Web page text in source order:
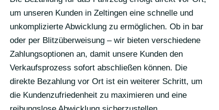
um unseren Kunden in Zeltingen eine schnelle und
unkomplizierte Abwicklung zu ermöglichen. Ob in bar
oder per Blitzüberweisung – wir bieten verschiedene
Zahlungsoptionen an, damit unsere Kunden den
Verkaufsprozess sofort abschließen können. Die
direkte Bezahlung vor Ort ist ein weiterer Schritt, um
die Kundenzufriedenheit zu maximieren und eine